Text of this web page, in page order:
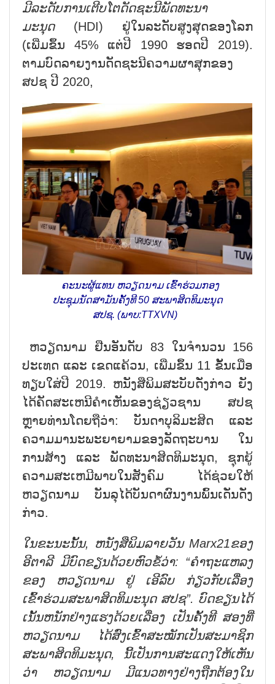
ມີລະດັບການເຕີບໂຕດັດຊະນີພັດທະນາ
ມະນຸດ (HDI) ຢູ່ໃນລະດັບສູງສຸດຂອງໂລກ
(ເພີ່ມຂຶ້ນ 45% ແຕ່ປີ 1990 ຮອດປີ 2019).
ຕາມບົດລາຍງານດັດຊະນີຄວາມຜາສຸກຂອງ
ສປຊ ປີ 2020,
ຄະນະຜູ້ແທນ ຫວຽດນາມ ເຂົ້າຮ່ວມກອງ
ປະຊຸມນັດສາມັນຄັ້ງທີ 50 ສະພາສິດທິມະນຸດ
ສປຊ. (ພາບ:TTXVN)
ຫວຽດນາມ ຢືນອັນດັບ 83 ໃນຈຳນວນ 156
ປະເທດ ແລະ ເຂດແຄ້ວນ, ເພີ່ມຂຶ້ນ 11 ຂັ້ນເມື່ອ
ທຽບໃສ່ປີ 2019. ຫນັງສືພິມສະບັບດັ່ງກ່າວ ຍັງ
ໄດ້ຄັດສະເຫນີຄຳເຫັນຂອງຊ່ຽວຊານ ສປຊ
ຫຼາຍທ່ານໂດຍຖືວ່າ: ບັນດາບຸລິມະສິດ ແລະ
ຄວາມມານະພະຍາຍາມຂອງລັດຖະບານ ໃນ
ການສ້າງ ແລະ ພັດທະນາສິດທິມະນຸດ, ຊຸກຍູ້
ຄວາມສະເຫມີພາບໃນສັງຄົມ ໄດ້ຊ່ວຍໃຫ້
ຫວຽດນາມ ບັນລຸໄດ້ບັນດາຜົນງານພົ້ນເດັ່ນດັ່ງ
ກ່າວ.
ໃນຂະນະນັ້ນ, ຫນັງສືພິມລາຍວັນ Marx21ຂອງ
ອີຕາລີ ມີບົດຂຽນດ້ວຍຫົວຂໍ້ວ່າ: “ຄຳຖະແຫລງ
ຂອງ ຫວຽດນາມ ຢູ່ ເອີລົບ ກ່ຽວກັບເລື່ອງ
ເຂົ້າຮ່ວມສະພາສິດທິມະນຸດ ສປຊ”. ບົດຂຽນໄດ້
ເນັ້ນຫນັກຢ່າງແຮງດ້ວຍເລື່ອງ ເປັນຄັ້ງທີ ສອງທີ່
ຫວຽດນາມ ໄດ້ສົ່ງເຂົ້າສະໝັກເປັນສະມາຊິກ
ສະພາສິດທິມະນຸດ, ນີ້ເປັນການສະແດງໃຫ້ເຫັນ
ວ່າ ຫວຽດນາມ ມີແນວທາງຢ່າງຖືກຕ້ອງໃນ